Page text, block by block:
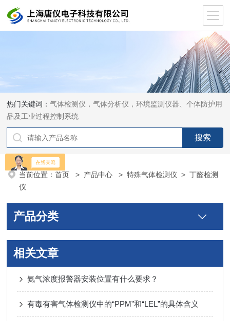
热门关键词：气体检测仪，气体分析仪，环境监测仪器、个体防护用
品及工业过程控制系统
当前位置：首页 > 产品中心 >特殊气体检测仪 >丁醛检测
仪
产品分类
相关文章
氨气浓度报警器安装位置有什么要求？
有毒有害气体检测仪中的“PPM”和“LEL”的具体含义